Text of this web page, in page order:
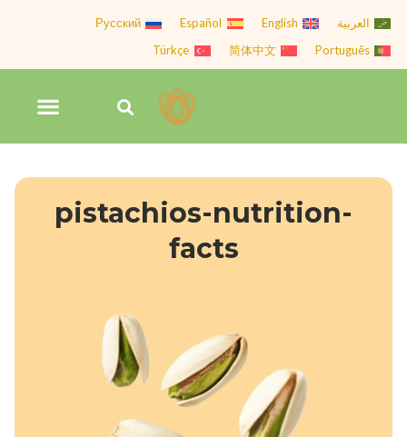
محتوا
العربية English
Español
Русский
Português
简体中文
Türkçe
جستجو
کردن
pistachios-nutrition-
facts